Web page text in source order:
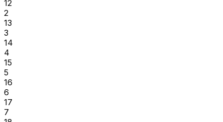
12
2
13
3
14
4
15
5
16
6
17
7